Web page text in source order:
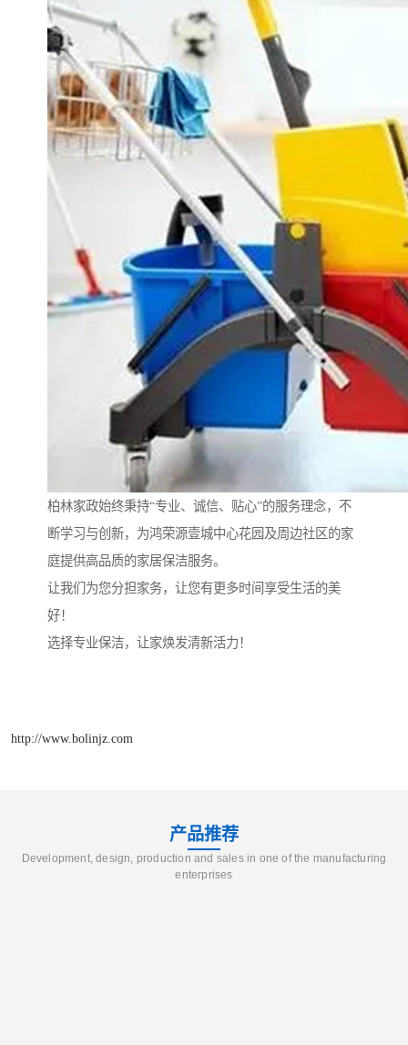
柏林家政始终秉持“专业、诚信、贴心”的服务理念，不
断学习与创新，为鸿荣源壹城中心花园及周边社区的家
庭提供高品质的家居保洁服务。
让我们为您分担家务，让您有更多时间享受生活的美
好！
选择专业保洁，让家焕发清新活力！
http://www.bolinjz.com
产品推荐
Development, design, production and sales in one of the manufacturing
enterprises